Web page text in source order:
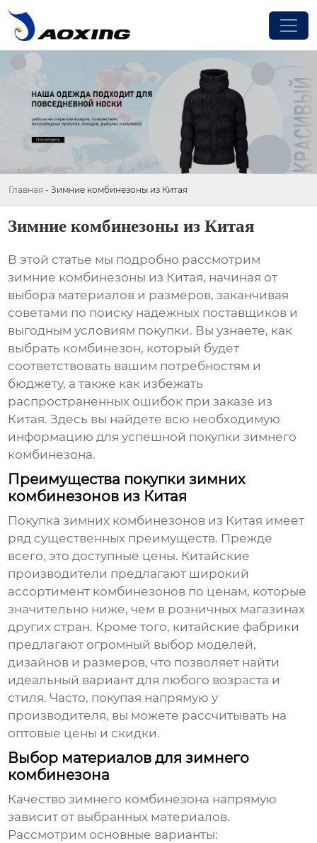
Главная - Зимние комбинезоны из Китая
Зимние комбинезоны из Китая
В этой статье мы подробно рассмотрим
зимние комбинезоны из Китая, начиная от
выбора материалов и размеров, заканчивая
советами по поиску надежных поставщиков и
выгодным условиям покупки. Вы узнаете, как
выбрать комбинезон, который будет
соответствовать вашим потребностям и
бюджету, а также как избежать
распространенных ошибок при заказе из
Китая. Здесь вы найдете всю необходимую
информацию для успешной покупкизимнего
комбинезона.
Преимущества покупки зимних
комбинезонов из Китая
Покупказимних комбинезонов из Китая имеет
ряд существенных преимуществ. Прежде
всего, это доступные цены. Китайские
производители предлагают широкий
ассортимент комбинезонов по ценам, которые
значительно ниже, чем в розничных магазинах
других стран. Кроме того, китайские фабрики
предлагают огромный выбор моделей,
дизайнов и размеров, что позволяет найти
идеальный вариант для любого возраста и
стиля. Часто, покупая напрямую у
производителя, вы можете рассчитывать на
оптовые цены и скидки.
Выбор материалов для зимнего
комбинезона
Качествозимнего комбинезона напрямую
зависит от выбранных материалов.
Рассмотрим основные варианты: